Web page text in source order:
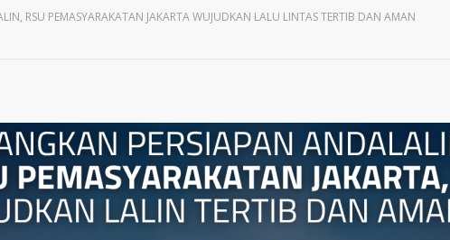
RSU PEMASYARAKATAN JAKARTA WUJUDKAN LALU LINTAS TERTIB DAN AMAN